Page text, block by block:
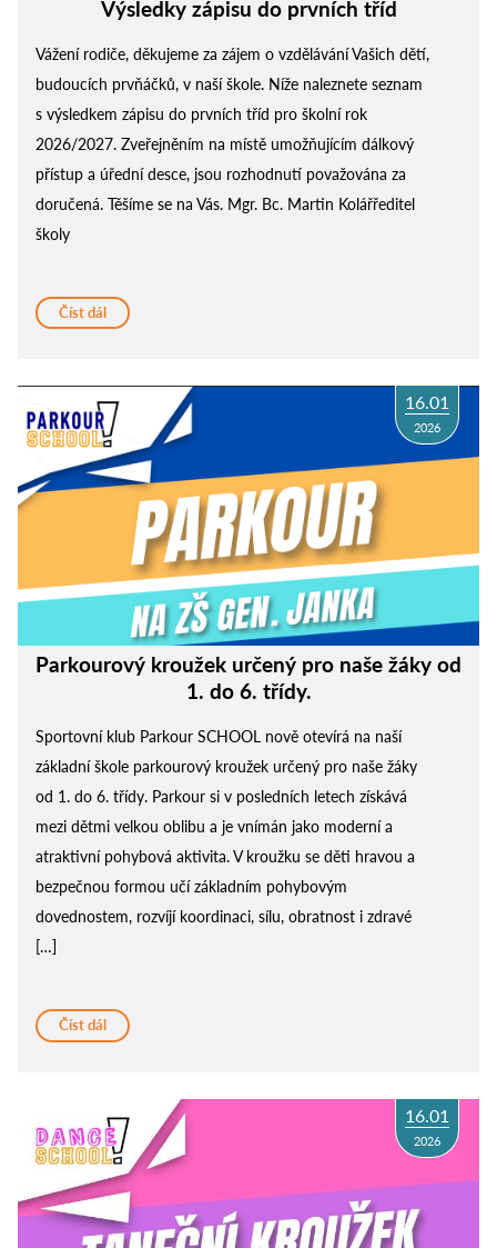
Výsledky zápisu do prvních tříd
Vážení rodiče, děkujeme za zájem o vzdělávání Vašich dětí,
budoucích prvňáčků, v naší škole. Níže naleznete seznam
s výsledkem zápisu do prvních tříd pro školní rok
2026/2027. Zveřejněním na místě umožňujícím dálkový
přístup a úřední desce, jsou rozhodnutí považována za
doručená. Těšíme se na Vás. Mgr. Bc. Martin Kolářředitel
školy
Číst dál
16.01
2026
Parkourový kroužek určený pro naše žáky od
1. do 6. třídy.
Sportovní klub Parkour SCHOOL nově otevírá na naší
základní škole parkourový kroužek určený pro naše žáky
od 1. do 6. třídy. Parkour si v posledních letech získává
mezi dětmi velkou oblibu a je vnímán jako moderní a
atraktivní pohybová aktivita. V kroužku se děti hravou a
bezpečnou formou učí základním pohybovým
dovednostem, rozvíjí koordinaci, sílu, obratnost i zdravé
[…]
Číst dál
16.01
2026